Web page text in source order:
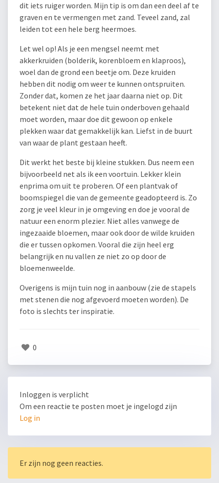
dit iets ruiger worden. Mijn tip is om dan een deel af te
graven en te vermengen met zand. Teveel zand, zal
leiden tot een hele berg heermoes.
Let wel op! Als je een mengsel neemt met
akkerkruiden (bolderik, korenbloem en klaproos),
woel dan de grond een beetje om. Deze kruiden
hebben dit nodig om weer te kunnen ontspruiten.
Zonder dat, komen ze het jaar daarna niet op. Dit
betekent niet dat de hele tuin onderboven gehaald
moet worden, maar doe dit gewoon op enkele
plekken waar dat gemakkelijk kan. Liefst in de buurt
van waar de plant gestaan heeft.
Dit werkt het beste bij kleine stukken. Dus neem een
bijvoorbeeld net als ik een voortuin. Lekker klein
enprima om uit te proberen. Of een plantvak of
boomspiegel die van de gemeente geadopteerd is. Zo
zorg je veel kleur in je omgeving en doe je vooral de
natuur een enorm plezier. Niet alles vanwege de
ingezaaide bloemen, maar ook door de wilde kruiden
die er tussen opkomen. Vooral die zijn heel erg
belangrijk en nu vallen ze niet zo op door de
bloemenweelde.
Overigens is mijn tuin nog in aanbouw (zie de stapels
met stenen die nog afgevoerd moeten worden). De
foto is slechts ter inspiratie.
0
Inloggen is verplicht
Om een reactie te posten moet je ingelogd zijn
Log in
Er zijn nog geen reacties.